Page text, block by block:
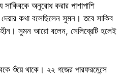
অনুরোধ করার পাশাপাশি
কথা বলেছিলেন সুমন। তবে সাকিব
সুমন আরো বলেন, সেলিব্রেটি হলেই
শুঁয়ে থাকে। ২২ গজের পারফরমেন্সে